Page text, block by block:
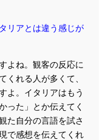
リアとは違う感じが
よね。観客の反応に
くれる人が多くて、
よ。イタリアはもう
った」とか伝えてく
た自分の言語を試さ
で感想を伝えてくれ